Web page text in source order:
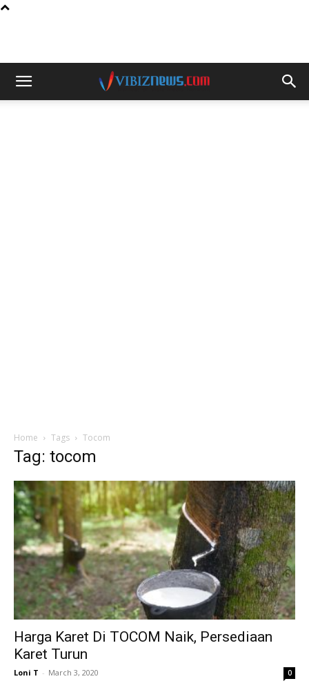
Home Tags Tocom
Tag: tocom
Harga Karet Di TOCOM Naik, Persediaan
Karet Turun
Loni T - March 3, 2020 0